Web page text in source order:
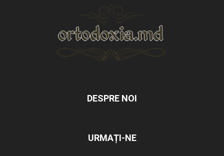
DESPRE NOI
URMAȚI-NE